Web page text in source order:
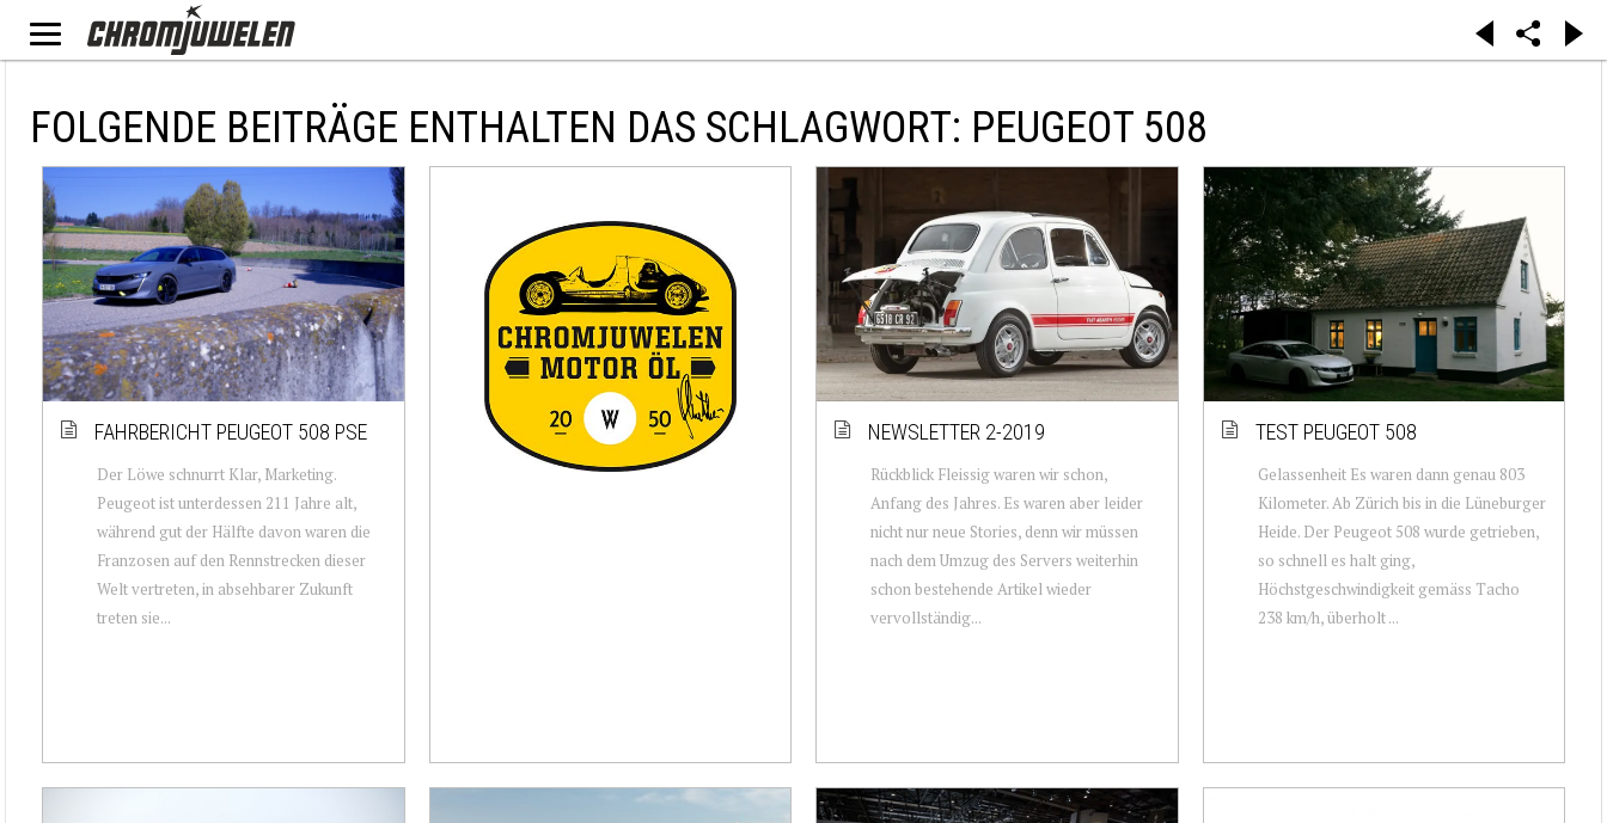
FOLGENDE BEITRÄGE ENTHALTEN DAS SCHLAGWORT: PEUGEOT 508
FAHRBERICHT PEUGEOT 508 PSE
Der Löwe schnurrt Klar, Marketing.
Peugeot ist unterdessen 211 Jahre alt,
während gut der Hälfte davon waren die
Franzosen auf den Rennstrecken dieser
Welt vertreten, in absehbarer Zukunft
treten sie...
NEWSLETTER 2-2019
Rückblick Fleissig waren wir schon,
Anfang des Jahres. Es waren aber leider
nicht nur neue Stories, denn wir müssen
nach dem Umzug des Servers weiterhin
schon bestehende Artikel wieder
vervollständig...
TEST PEUGEOT 508
Gelassenheit Es waren dann genau 803
Kilometer. Ab Zürich bis in die Lüneburger
Heide. Der Peugeot 508 wurde getrieben,
so schnell es halt ging,
Höchstgeschwindigkeit gemäss Tacho
238 km/h, überholt ...